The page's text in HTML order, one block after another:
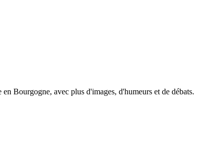
Bourgogne, avec plus d'images, d'humeurs et de débats.